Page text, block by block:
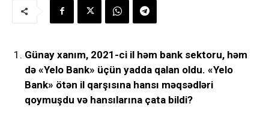
Günay xanım, 2021-ci il həm bank sektoru, həm
də «Yelo Bank» üçün yadda qalan oldu. «Yelo
Bank» ötən il qarşısına hansı məqsədləri
qoymuşdu və hansılarına çata bildi?